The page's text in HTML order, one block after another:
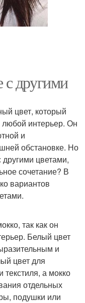
с другими
цвет, который
интерьер. Он
и
обстановке. Но
другими цветами,
сочетание? В
вариантов
так как он
Белый цвет
и
цвет для
а мокко
отдельных
подушки или